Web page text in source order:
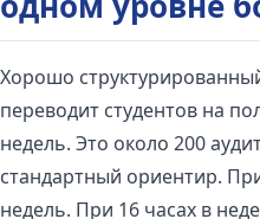
Хорошо
переводит студентов на
недель. Это около 200
стандартный ориентир.
недель. При 16 часах в